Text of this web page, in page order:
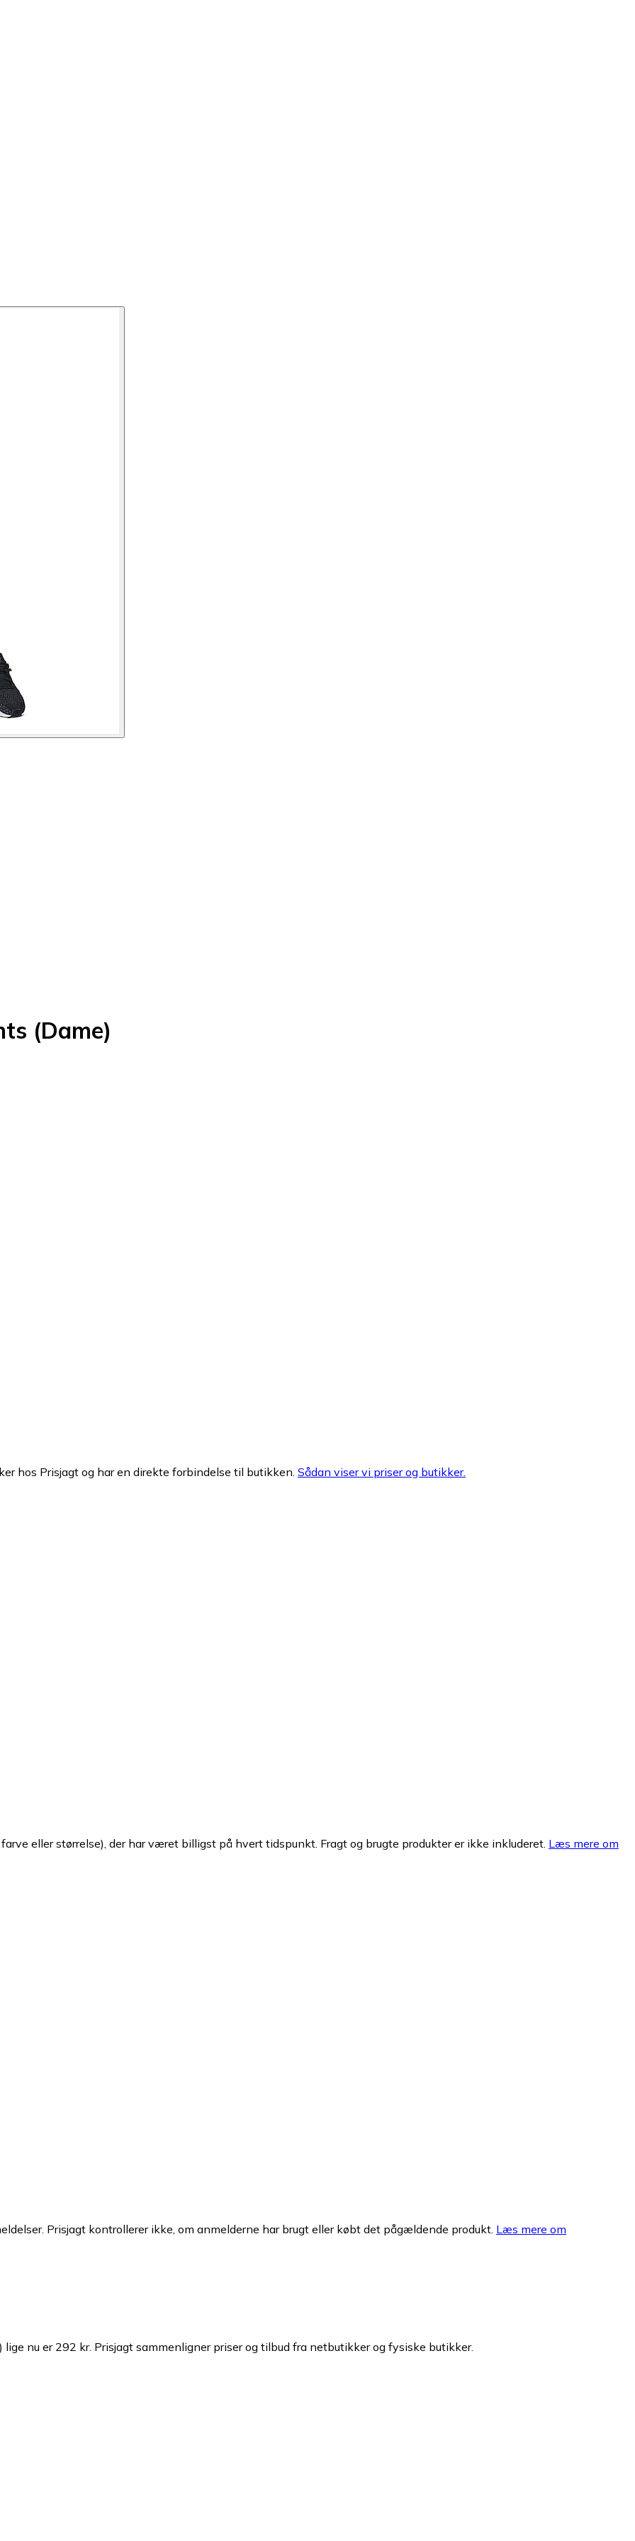
(Dame)
hos Prisjagt og har en direkte forbindelse til butikken. Sådan viser vi priser og butikker.
eller størrelse), der har været billigst på hvert tidspunkt. Fragt og brugte produkter er ikke inkluderet. Læs mere om
Prisjagt kontrollerer ikke, om anmelderne har brugt eller købt det pågældende produkt. Læs mere om
nu er 292 kr. Prisjagt sammenligner priser og tilbud fra netbutikker og fysiske butikker.